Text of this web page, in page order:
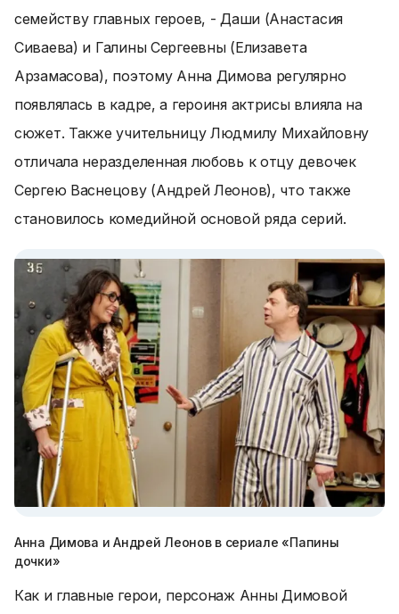
семейству главных героев, - Даши (Анастасия
Сиваева) и Галины Сергеевны (Елизавета
Арзамасова), поэтому Анна Димова регулярно
появлялась в кадре, а героиня актрисы влияла на
сюжет. Также учительницу Людмилу Михайловну
отличала неразделенная любовь к отцу девочек
Сергею Васнецову (Андрей Леонов), что также
становилось комедийной основой ряда серий.
Анна Димова и Андрей Леонов в сериале «Папины
дочки»
Как и главные герои, персонаж Анны Димовой